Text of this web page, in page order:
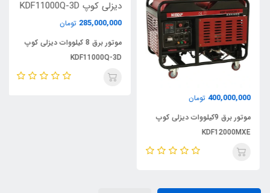
400,000,000 تومان
موتور برق 9کیلووات دیزلی کوپ
KDF12000MXE
285,000,000 تومان
موتور برق 8 کیلووات دیزلی کوپ
KDF11000Q-3D